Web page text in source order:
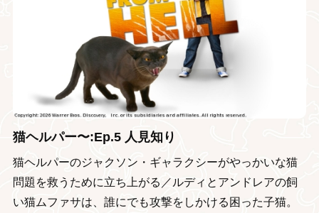
猫ヘルパー〜:Ep.5 人見知り
猫ヘルパーのジャクソン・ギャラクシーがやっかいな猫
問題を救うために立ち上がる／ルディとアンドレアの飼
い猫ムファサは、誰にでも攻撃をしかける困った子猫。